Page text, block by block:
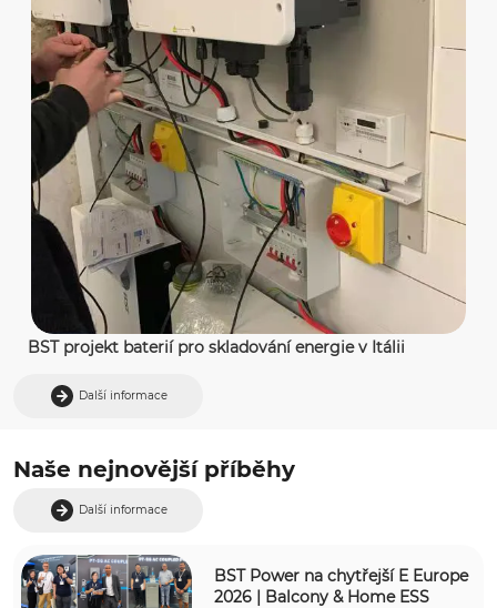
BST projekt baterií pro skladování energie v Itálii
Další informace
Naše nejnovější příběhy
Další informace
BST Power na chytřejší E Europe
2026 | Balcony & Home ESS